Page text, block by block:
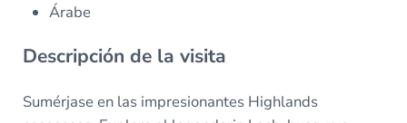
Árabe
Descripción de la visita
Sumérjase en las impresionantes Highlands